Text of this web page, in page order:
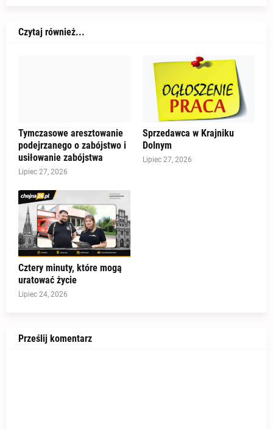
Czytaj również...
Tymczasowe aresztowanie
podejrzanego o zabójstwo i
usiłowanie zabójstwa
Lipiec 27, 2026
Sprzedawca w Krajniku
Dolnym
Lipiec 27, 2026
Cztery minuty, które mogą
uratować życie
Lipiec 24, 2026
Prześlij komentarz